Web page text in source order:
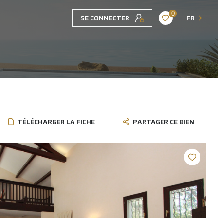
SE CONNECTER 0 FR
TÉLÉCHARGER LA FICHE PARTAGER CE BIEN